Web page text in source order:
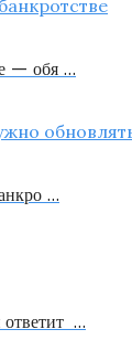
— обя …
…
…